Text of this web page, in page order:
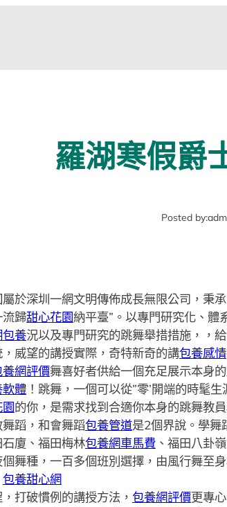
羅湖寒假爵
Posted by:
於深圳一網文明傳佈成長無限公司，秉
流歸甜心花園納平臺”。以專門研究化、體
養況以及專門研究的跳舞舉措措施，，
威望的講授實際，奇特新奇的講包養感情
養網評價舞喜好者供給一個充足展示本身
體！跳舞，一個可以從”零’開端的時髦
的你，是需求找到合適你本身的跳舞教
蹈，和會舞蹈包養管道是2個界說。學舞
廈、福田梅林包養網車馬費、福田八卦
舞種，一百多個班別選擇，由風行舞至
包養甜心網
打破慣例的講授方法， 包養網評價更專